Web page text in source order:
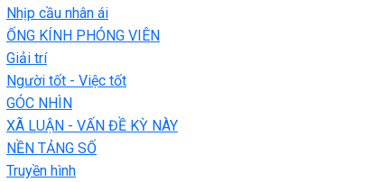
Nhịp cầu nhân ái
ỐNG KÍNH PHÓNG VIÊN
Giải trí
Người tốt - Việc tốt
GÓC NHÌN
XÃ LUẬN - VẤN ĐỀ KỲ NÀY
NỀN TẢNG SỐ
Truyền hình